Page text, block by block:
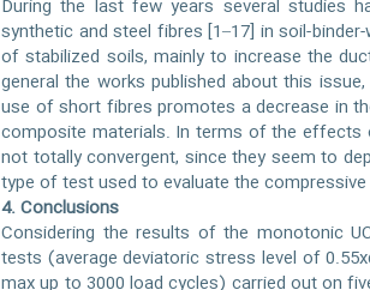
During the last few years several studies
synthetic and steel fibres [1–17] in soil-
of stabilized soils, mainly to increase the
general the works published about this
use of short fibres promotes a decrease in
composite materials. In terms of the
not totally convergent, since they seem to
type of test used to evaluate the
4. Conclusions
Considering the results of the monotonic
tests (average deviatoric stress level of
max up to 3000 load cycles) carried out on